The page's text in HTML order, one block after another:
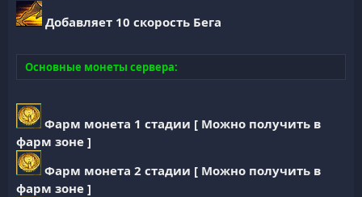
Добавляет 10 скорость Бега
Основные монеты сервера:
Фарм монета 1 стадии [ Можно получить в
фарм зоне ]
Фарм монета 2 стадии [ Можно получить в
фарм зоне ]